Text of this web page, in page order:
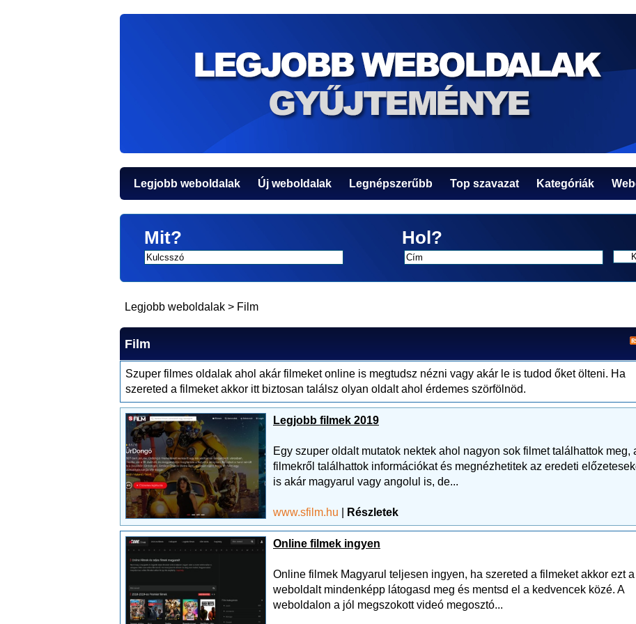
Legjobb weboldalak Új weboldalak Legnépszerűbb Top szavazat Kategóriák
Mit? Hol?
Legjobb weboldalak > Film
Film
Szuper filmes oldalak ahol akár filmeket online is megtudsz nézni vagy akár le is tudod őket ölteni. Ha
szereted a filmeket akkor itt biztosan találsz olyan oldalt ahol érdemes szörfölnöd.
Legjobb filmek 2019
Egy szuper oldalt mutatok nektek ahol nagyon sok filmet találhattok meg,
filmekről találhattok információkat és megnézhetitek az eredeti
is akár magyarul vagy angolul is, de...
www.sfilm.hu Részletek
Online filmek ingyen
Online filmek Magyarul teljesen ingyen, ha szereted a filmeket akkor ezt a
weboldalt mindenképp látogasd meg és mentsd el a kedvencek közé. A
weboldalon a jól megszokott videó megosztó...